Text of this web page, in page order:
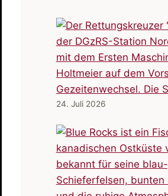
Gezeitenwechsel. Die
24. Juli 2026